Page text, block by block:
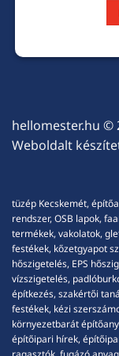
hellomester.hu ©
Weboldalt
tüzép Kecskemét,
rendszer, OSB lapok,
termékek, vakolatok,
festékek, kőzetgyapot
hőszigetelés, EPS
vízszigetelés,
építkezés, szakértői
festékek, kézi
környezetbarát
építőipari hírek,